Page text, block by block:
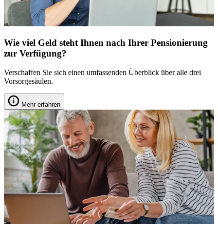
Wie viel Geld steht Ihnen nach Ihrer Pensionierung
zur Verfügung?
Verschaffen Sie sich einen umfassenden Überblick über alle drei
Vorsorgesäulen.
Mehr erfahren